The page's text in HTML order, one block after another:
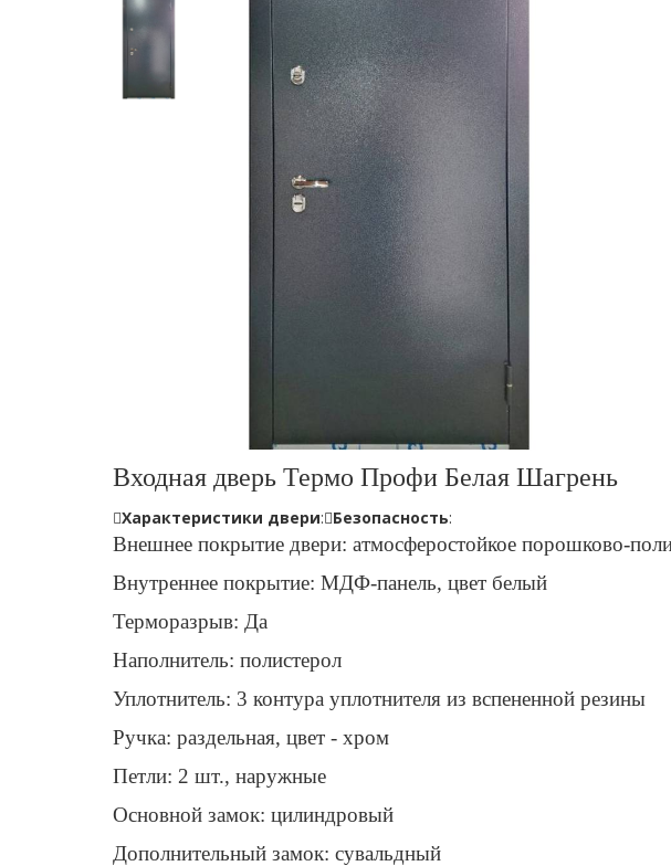
Входная дверь Термо Профи Белая Шагрень
Характеристики двери: Безопасность:
Внешнее покрытие двери: атмосферостойкое порошково-
Внутреннее покрытие: МДФ-панель, цвет белый
Терморазрыв: Да
Наполнитель: полистерол
Уплотнитель: 3 контура уплотнителя из вспененной резины
Ручка: раздельная, цвет - хром
Петли: 2 шт., наружные
Основной замок: цилиндровый
Дополнительный замок: сувальдный